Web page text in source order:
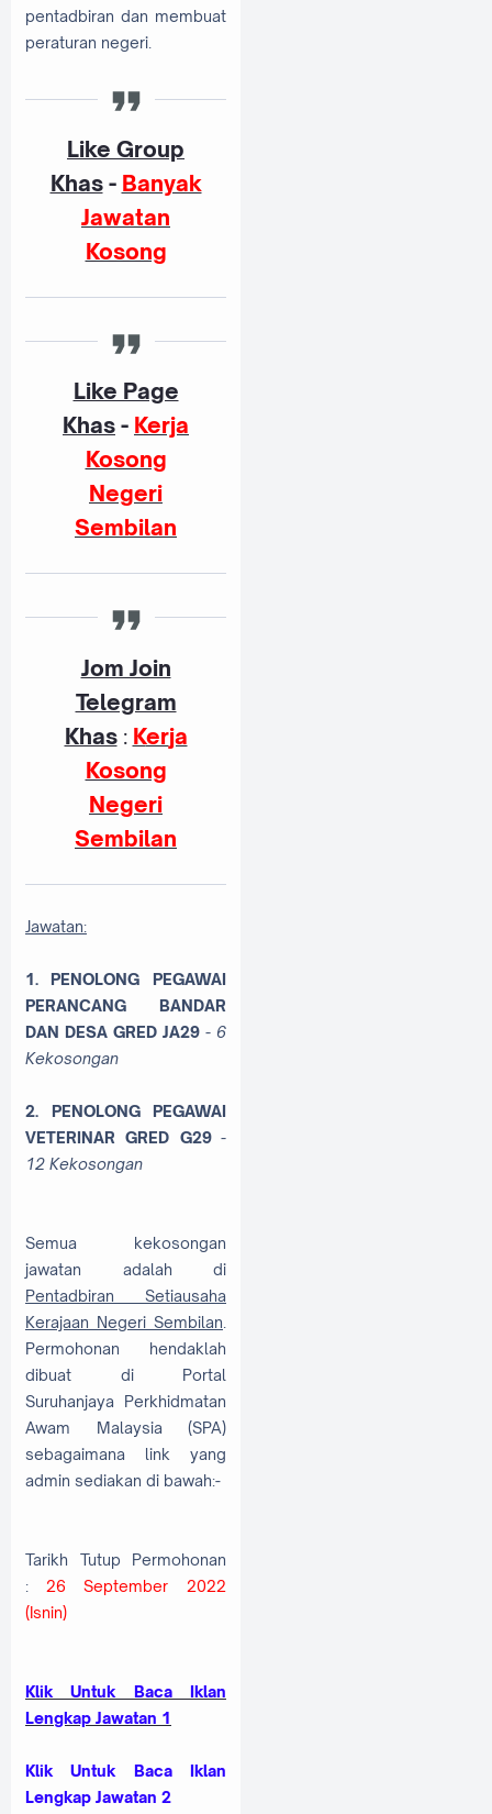
pentadbiran dan membuat
peraturan negeri.
Like Group
Khas- Banyak
Jawatan
Kosong
Like Page
Khas - Kerja
Kosong
Negeri
Sembilan
Jom Join
Telegram
Khas: Kerja
Kosong
Negeri
Sembilan
Jawatan:
1. PENOLONG PEGAWAI
PERANCANG BANDAR
DAN DESA GRED JA29 - 6
Kekosongan
2. PENOLONG PEGAWAI
VETERINAR GRED G29-
12 Kekosongan
Semua kekosongan
jawatan adalah di
Pentadbiran Setiausaha
Kerajaan Negeri Sembilan
Permohonan hendaklah
dibuat di Portal
Suruhanjaya Perkhidmatan
Awam Malaysia (SPA)
sebagaimana link yang
admin sediakan di bawah:-
Tarikh Tutup Permohonan
: 26 September 2022
(Isnin)
Klik Untuk Baca Iklan
Lengkap Jawatan 1
Klik Untuk Baca Iklan
Lengkap Jawatan 2